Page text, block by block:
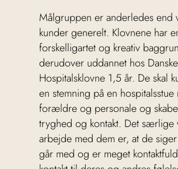
Målgruppen er anderledes end
kunder generelt. Klovnene har
forskelligartet og kreativ
derudover uddannet hos Danske
Hospitalsklovne 1,5 år. De skal
en stemning på en
forældre og personale og
tryghed og kontakt. Det særlige
arbejde med dem er, at de
går med og er meget